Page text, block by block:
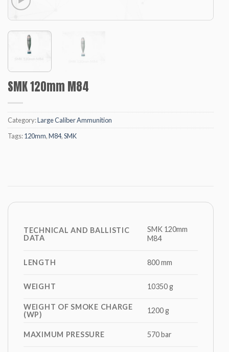
SMK 120mm M84
Category:Large Caliber Ammunition
Tags:120mm,M84,SMK
TECHNICAL AND BALLISTIC
DATA
SMK 120mm
M84
LENGTH 800 mm
WEIGHT 10350 g
WEIGHT OF SMOKE CHARGE
(WP)
1200 g
MAXIMUM PRESSURE 570 bar